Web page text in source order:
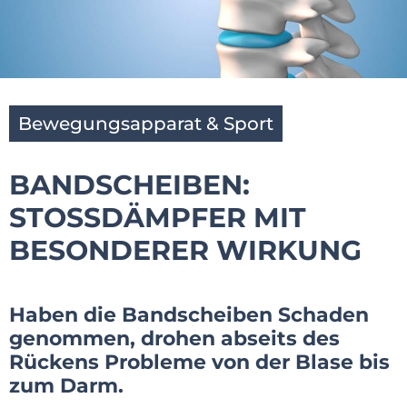
Bewegungsapparat & Sport
BANDSCHEIBEN:
STOSSDÄMPFER MIT B
ESONDERER WIRKUNG
Haben die Bandscheiben Schaden
genommen, drohen abseits des
Rückens Probleme von der Blase bis
zum Darm.